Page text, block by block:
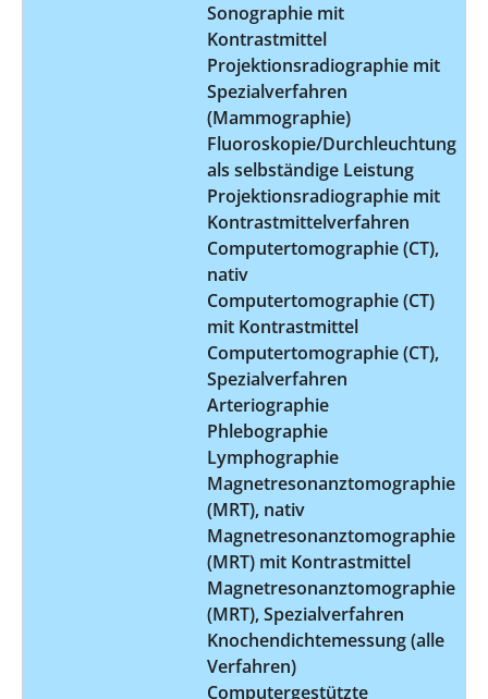
Sonographie mit
Kontrastmittel
Projektionsradiographie mit
Spezialverfahren
(Mammographie)
Fluoroskopie/Durchleuchtung
als selbständige Leistung
Projektionsradiographie mit
Kontrastmittelverfahren
Computertomographie (CT),
nativ
Computertomographie (CT)
mit Kontrastmittel
Computertomographie (CT),
Spezialverfahren
Arteriographie
Phlebographie
Lymphographie
Magnetresonanztomographie
(MRT), nativ
Magnetresonanztomographie
(MRT) mit Kontrastmittel
Magnetresonanztomographie
(MRT), Spezialverfahren
Knochendichtemessung (alle
Verfahren)
Computergestützte